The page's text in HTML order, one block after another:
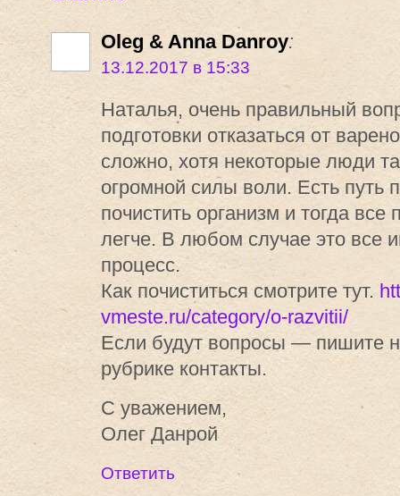
Oleg & Anna Danroy:
13.12.2017 в 15:33
Наталья, очень правильный
подготовки отказаться от
сложно, хотя некоторые люди
огромной силы воли. Есть
почистить организм и тогда все
легче. В любом случае это все
процесс.
Как почиститься смотрите тут.
vmeste.ru/category/o-razvitii/
Если будут вопросы — пишите
рубрике контакты.
С уважением,
Олег Данрой
Ответить